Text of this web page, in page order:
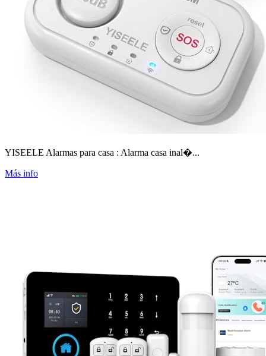
YISEELE Alarmas para casa : Alarma casa inal�...
Más info